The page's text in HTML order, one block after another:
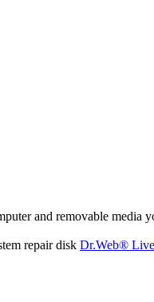
and removable media
repair disk Dr.Web®